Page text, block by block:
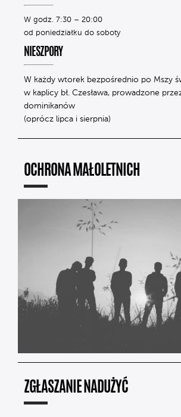
W godz. 7:30 – 20:00
od poniedziałku do soboty
NIESZPORY
W każdy wtorek bezpośrednio po Mszy
w kaplicy bł. Czesława, prowadzone
dominikanów
(oprócz lipca i sierpnia)
OCHRONA MAŁOLETNICH
ZGŁASZANIE NADUŻYĆ